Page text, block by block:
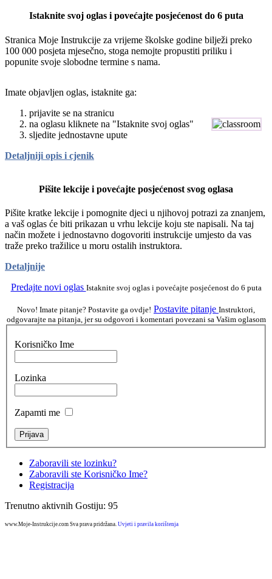
Istaknite svoj oglas i povećajte posjećenost do 6 puta
Stranica Moje Instrukcije za vrijeme školske godine bilježi preko
100 000 posjeta mjesečno, stoga nemojte propustiti priliku i
popunite svoje slobodne termine s nama.
Imate objavljen oglas, istaknite ga:
prijavite se na stranicu
na oglasu kliknete na "Istaknite svoj oglas"
sljedite jednostavne upute
Detaljniji opis i cjenik
Pišite lekcije i povećajte posjećenost svog oglasa
Pišite kratke lekcije i pomognite djeci u njihovoj potrazi za znanjem,
a vaš oglas će biti prikazan u vrhu lekcije koju ste napisali. Na taj
način možete i jednostavno dogovoriti instrukcije umjesto da vas
traže preko tražilice u moru ostalih instruktora.
Detaljnije
Predajte novi oglas Istaknite svoj oglas i povećajte posjećenost do 6 puta
Novo! Imate pitanje? Postavite ga ovdje! Postavite pitanje Instruktori,
odgovarajte na pitanja, jer su odgovori i komentari povezani sa Vašim oglasom
Korisničko Ime
Lozinka
Zapamti me
Zaboravili ste lozinku?
Zaboravili ste Korisničko Ime?
Registracija
Trenutno aktivnih Gostiju: 95
www.Moje-Instrukcije.com Sva prava pridržana. Uvjeti i pravila korištenja